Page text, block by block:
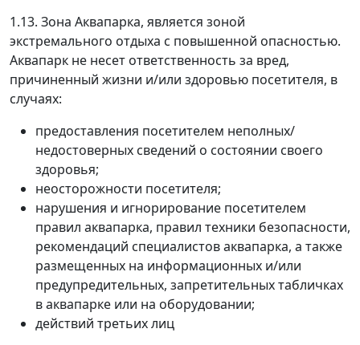
1.13. Зона Аквапарка, является зоной
экстремального отдыха с повышенной опасностью.
Аквапарк не несет ответственность за вред,
причиненный жизни и/или здоровью посетителя, в
случаях:
предоставления посетителем неполных/
недостоверных сведений о состоянии своего
здоровья;
неосторожности посетителя;
нарушения и игнорирование посетителем
правил аквапарка, правил техники безопасности,
рекомендаций специалистов аквапарка, а также
размещенных на информационных и/или
предупредительных, запретительных табличках
в аквапарке или на оборудовании;
действий третьих лиц